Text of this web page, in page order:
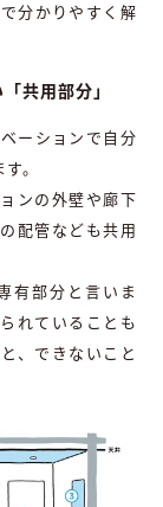
分かりやすく解
共用部分」
ーションで自分
。
ンの外壁や廊下
配管なども共用
有部分と言いま
れていることも
、できないこと